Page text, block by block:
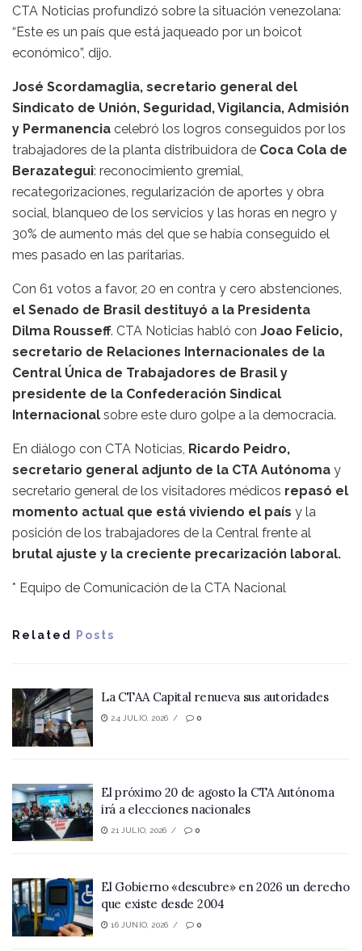
CTA Noticias profundizó sobre la situación venezolana:
“Este es un país que está jaqueado por un boicot
económico”, dijo.
José Scordamaglia, secretario general del
Sindicato de Unión, Seguridad, Vigilancia, Admisión
y Permanencia celebró los logros conseguidos por los
trabajadores de la planta distribuidora de Coca Cola de
Berazategui: reconocimiento gremial,
recategorizaciones, regularización de aportes y obra
social, blanqueo de los servicios y las horas en negro y
30% de aumento más del que se había conseguido el
mes pasado en las paritarias.
Con 61 votos a favor, 20 en contra y cero abstenciones,
el Senado de Brasil destituyó a la Presidenta
Dilma Rousseff. CTA Noticias habló con Joao Felicio,
secretario de Relaciones Internacionales de la
Central Única de Trabajadores de Brasil y
presidente de la Confederación Sindical
Internacional sobre este duro golpe a la democracia.
En diálogo con CTA Noticias, Ricardo Peidro,
secretario general adjunto de la CTA Autónoma y
secretario general de los visitadores médicos repasó el
momento actual que está viviendo el país y la
posición de los trabajadores de la Central frente al
brutal ajuste y la creciente precarización laboral.
* Equipo de Comunicación de la CTA Nacional
Related Posts
La CTAA Capital renueva sus autoridades
24 JULIO, 2026 0
El próximo 20 de agosto la CTA Autónoma
irá a elecciones nacionales
21 JULIO, 2026 0
El Gobierno «descubre» en 2026 un derecho
que existe desde 2004
16 JUNIO, 2026 0